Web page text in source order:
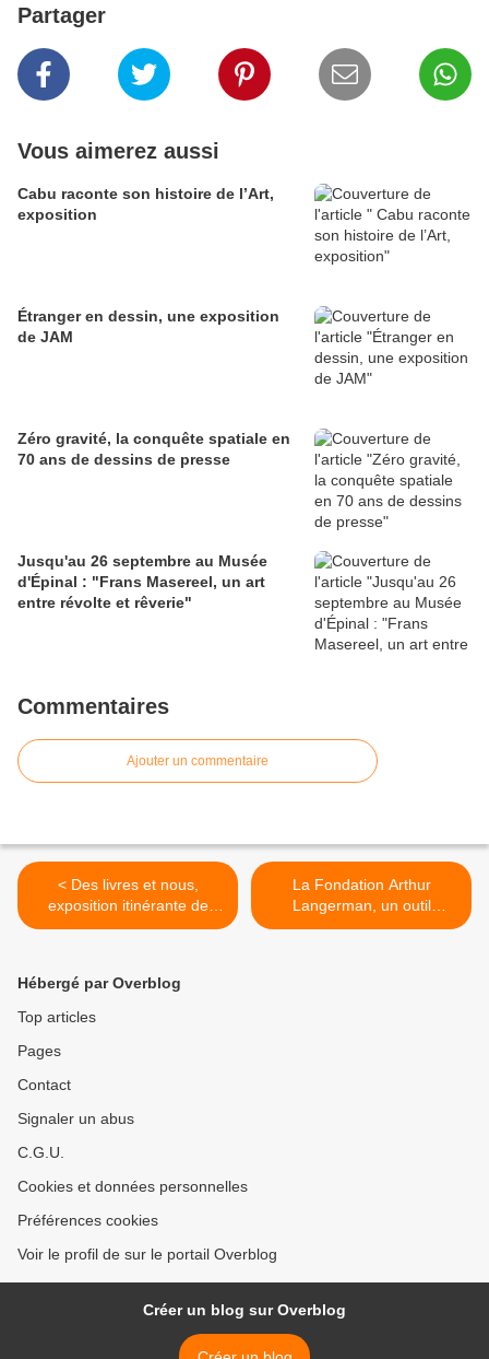
Partager
Vous aimerez aussi
Cabu raconte son histoire de l’Art,
exposition
Étranger en dessin, une exposition
de JAM
Zéro gravité, la conquête spatiale en
70 ans de dessins de presse
Jusqu'au 26 septembre au Musée
d'Épinal : "Frans Masereel, un art
entre révolte et rêverie"
Commentaires
Ajouter un commentaire
< Des livres et nous,
exposition itinérante de
dessins
La Fondation Arthur
Langerman, un outil
scientifique et pédagogique
Hébergé par Overblog
Top articles
Pages
Contact
Signaler un abus
C.G.U.
Cookies et données personnelles
Préférences cookies
Voir le profil de sur le portail Overblog
Créer un blog sur Overblog